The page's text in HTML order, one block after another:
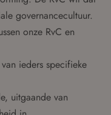
governancecultuur.
onze RvC en
ieders specifieke
uitgaande van